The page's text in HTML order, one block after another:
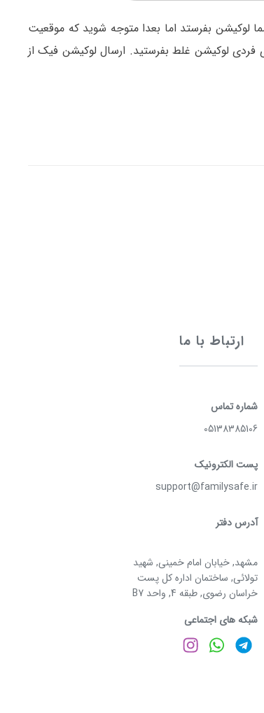
لوکیشن بفرستد اما بعدا متوجه شوید که موقعیت
فردی لوکیشن غلط بفرستید. ارسال لوکیشن فیک از
ارتباط با ما
شماره تماس
05138385106
پست الکترونیک
support@familysafe.ir
آدرس دفتر
مشهد, خیابان امام خمینی, شهید
تولائی, ساختمان اداره کل پست
خراسان رضوی, طبقه 4, واحد B7
شبکه های اجتماعی